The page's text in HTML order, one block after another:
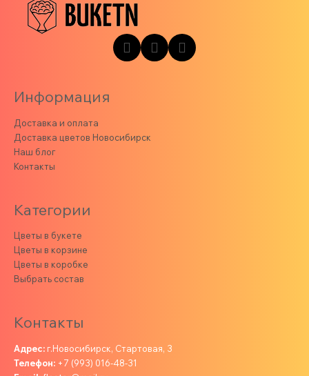
Информация
Доставка и оплата
Доставка цветов Новосибирск
Наш блог
Контакты
Категории
Цветы в букете
Цветы в корзине
Цветы в коробке
Выбрать состав
Контакты
Адрес: г.Новосибирск, Стартовая, 3
Телефон: +7 (993) 016-48-31